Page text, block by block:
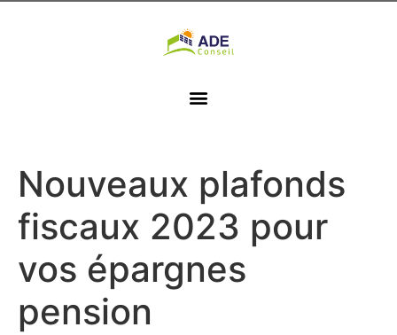
Nouveaux plafonds
fiscaux 2023 pour
vos épargnes
pension